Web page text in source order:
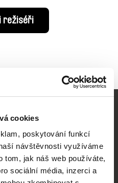
cookies
poskytování funkcí
návštěvnosti využíváme
tom, jak náš web používáte,
sociální média, inzerci a
režiséři
kino
filmy
týden